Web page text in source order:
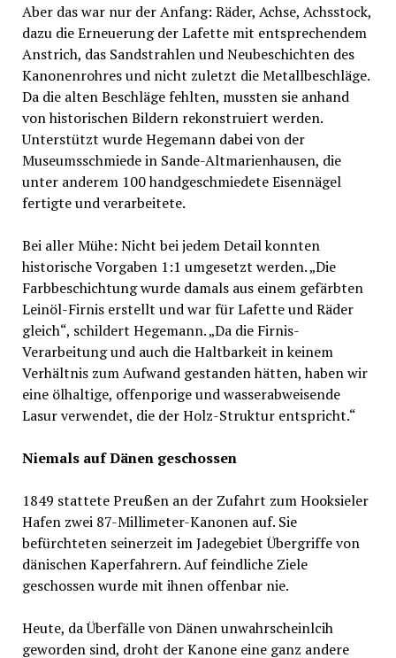
Aber das war nur der Anfang: Räder, Achse, Achsstock,
dazu die Erneuerung der Lafette mit entsprechendem
Anstrich, das Sandstrahlen und Neubeschichten des
Kanonenrohres und nicht zuletzt die Metallbeschläge.
Da die alten Beschläge fehlten, mussten sie anhand
von historischen Bildern rekonstruiert werden.
Unterstützt wurde Hegemann dabei von der
Museumsschmiede in Sande-Altmarienhausen, die
unter anderem 100 handgeschmiedete Eisennägel
fertigte und verarbeitete.
Bei aller Mühe: Nicht bei jedem Detail konnten
historische Vorgaben 1:1 umgesetzt werden. „Die
Farbbeschichtung wurde damals aus einem gefärbten
Leinöl-Firnis erstellt und war für Lafette und Räder
gleich“, schildert Hegemann. „Da die Firnis-
Verarbeitung und auch die Haltbarkeit in keinem
Verhältnis zum Aufwand gestanden hätten, haben wir
eine ölhaltige, offenporige und wasserabweisende
Lasur verwendet, die der Holz-Struktur entspricht.“
Niemals auf Dänen geschossen
1849 stattete Preußen an der Zufahrt zum Hooksieler
Hafen zwei 87-Millimeter-Kanonen auf. Sie
befürchteten seinerzeit im Jadegebiet Übergriffe von
dänischen Kaperfahrern. Auf feindliche Ziele
geschossen wurde mit ihnen offenbar nie.
Heute, da Überfälle von Dänen unwahrscheinlcih
geworden sind, droht der Kanone eine ganz andere